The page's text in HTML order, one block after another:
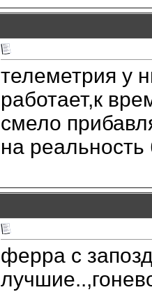
телеметрия у
работает,к
смело
на реальность
ферра с